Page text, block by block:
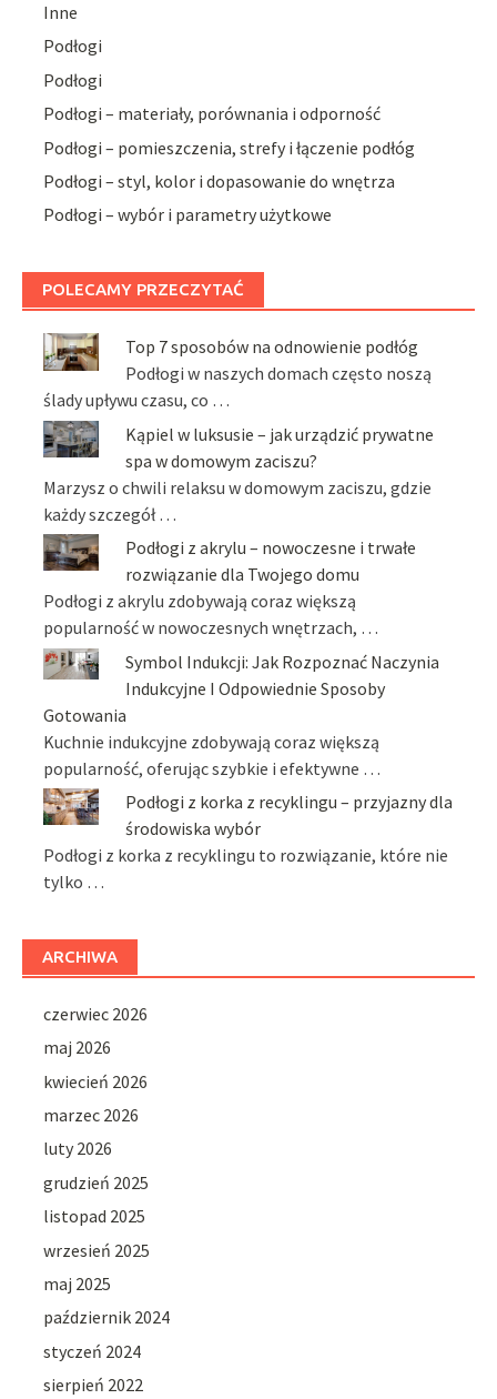
Inne
Podłogi
Podłogi
Podłogi – materiały, porównania i odporność
Podłogi – pomieszczenia, strefy i łączenie podłóg
Podłogi – styl, kolor i dopasowanie do wnętrza
Podłogi – wybór i parametry użytkowe
POLECAMY PRZECZYTAĆ
Top 7 sposobów na odnowienie podłóg
Podłogi w naszych domach często noszą
ślady upływu czasu, co …
Kąpiel w luksusie – jak urządzić prywatne
spa w domowym zaciszu?
Marzysz o chwili relaksu w domowym zaciszu, gdzie
każdy szczegół …
Podłogi z akrylu – nowoczesne i trwałe
rozwiązanie dla Twojego domu
Podłogi z akrylu zdobywają coraz większą
popularność w nowoczesnych wnętrzach, …
Symbol Indukcji: Jak Rozpoznać Naczynia
Indukcyjne I Odpowiednie Sposoby
Gotowania
Kuchnie indukcyjne zdobywają coraz większą
popularność, oferując szybkie i efektywne …
Podłogi z korka z recyklingu – przyjazny dla
środowiska wybór
Podłogi z korka z recyklingu to rozwiązanie, które nie
tylko …
ARCHIWA
czerwiec 2026
maj 2026
kwiecień 2026
marzec 2026
luty 2026
grudzień 2025
listopad 2025
wrzesień 2025
maj 2025
październik 2024
styczeń 2024
sierpień 2022